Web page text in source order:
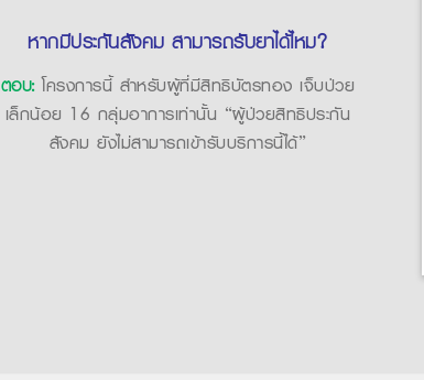
หากมีประกันสังคม สามารถรับยาได้ไหม?
ตอบ:โครงการนี้ สำหรับผู้ที่มีสิทธิบัตรทอง เจ็บป่วย
เล็กน้อย 16 กลุ่มอาการเท่านั้น “ผู้ป่วยสิทธิประกัน
สังคม ยังไม่สามารถเข้ารับบริการนี้ได้”